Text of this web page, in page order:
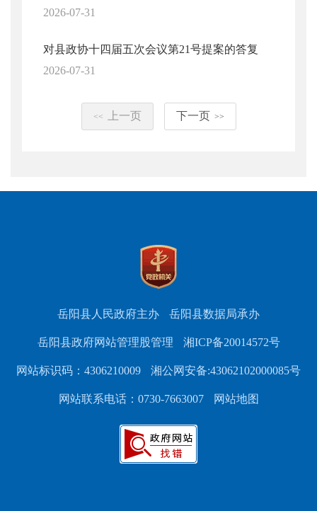
2026-07-31
对县政协十四届五次会议第21号提案的答复
2026-07-31
<< 上一页 下一页 >>
岳阳县人民政府主办 岳阳县数据局承办
岳阳县政府网站管理股管理 湘ICP备20014572号
网站标识码：4306210009 湘公网安备:43062102000085号
网站联系电话：0730-7663007 网站地图